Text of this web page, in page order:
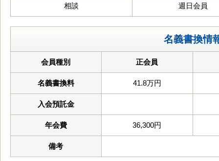
相談 週日会員
名義書換情
会員種別 正会員
名義書換料 41.8万円
入会預託金
年会費 36,300円
備考